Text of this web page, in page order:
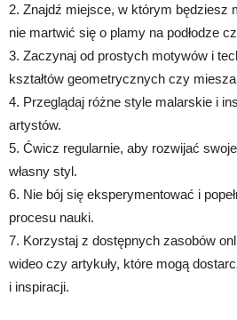
2. Znajdź miejsce, w którym będziesz
nie martwić się o plamy na podłodze
3. Zaczynaj od prostych motywów i
kształtów geometrycznych czy
4. Przeglądaj różne style malarskie i
artystów.
5. Ćwicz regularnie, aby rozwijać
własny styl.
6. Nie bój się eksperymentować i
procesu nauki.
7. Korzystaj z dostępnych zasobów
wideo czy artykuły, które mogą
i inspiracji.